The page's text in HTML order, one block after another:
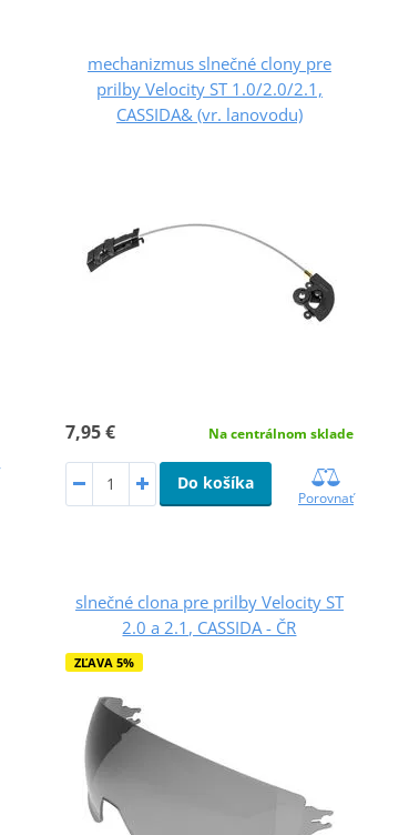
mechanizmus slnečné clony pre
prilby Velocity ST 1.0/2.0/2.1,
CASSIDA& (vr. lanovodu)
7,95 € Na centrálnom sklade
Do košíka
Porovnať
slnečné clona pre prilby Velocity ST
2.0 a 2.1, CASSIDA - ČR
ZĽAVA 5%